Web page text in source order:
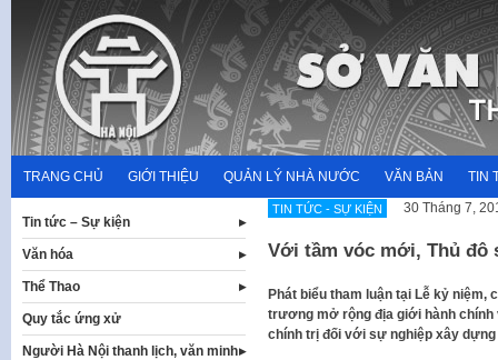
content
TRANG CHỦ GIỚI THIỆU QUẢN LÝ NHÀ NƯỚC VĂN BẢN TIN
TIN TỨC - SỰ KIỆN 30 Tháng 7,
Với tầm vóc mới, Thủ đô
Phát biểu tham luận tại Lễ kỷ niệm,
trương mở rộng địa giới hành chính
chính trị đối với sự nghiệp xây
Tin tức – Sự kiện
Văn hóa
Thể Thao
Quy tắc ứng xử
Người Hà Nội thanh lịch, văn minh